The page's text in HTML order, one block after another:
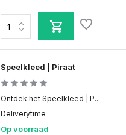
Speelkleed | Piraat
Ontdek het Speelkleed | P...
Deliverytime
Op voorraad